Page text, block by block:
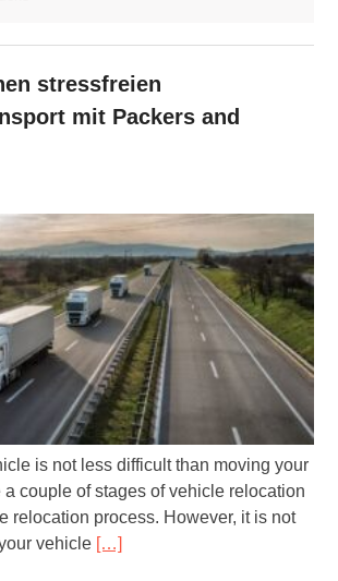
stressfreien
mit Packers and
is not less difficult than moving your
a couple of stages of vehicle relocation
relocation process. However, it is not
vehicle […]